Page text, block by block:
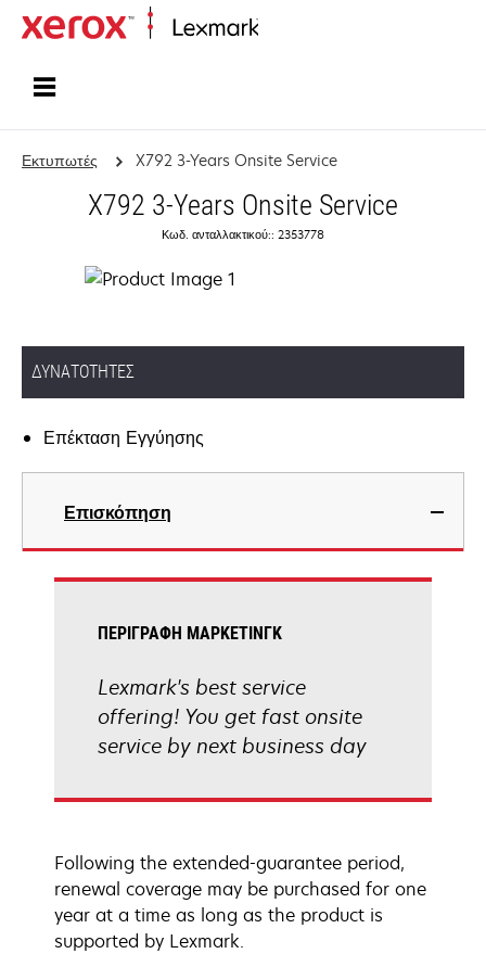
Εκτυπωτές X792 3-Years Onsite Service
X792 3-Years Onsite Service
Κωδ. ανταλλακτικού:: 2353778
ΔΥΝΑΤΌΤΗΤΕΣ
Επέκταση Εγγύησης
Επισκόπηση
ΠΕΡΙΓΡΑΦΉ ΜΆΡΚΕΤΙΝΓΚ
Lexmark's best service
offering! You get fast onsite
service by next business day
Following the extended-guarantee period,
renewal coverage may be purchased for one
year at a time as long as the product is
supported by Lexmark.